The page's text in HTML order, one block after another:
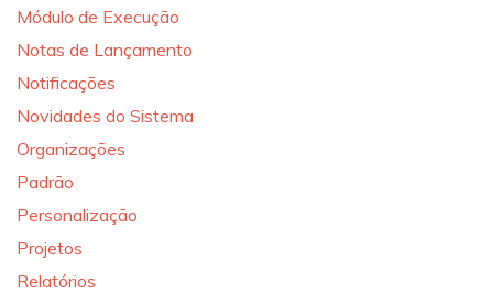
Módulo de Execução
Notas de Lançamento
Notificações
Novidades do Sistema
Organizações
Padrão
Personalização
Projetos
Relatórios